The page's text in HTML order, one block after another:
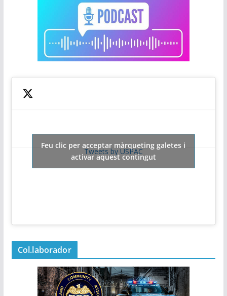
Tweets by USPAC
Feu clic per acceptar màrqueting galetes i
activar aquest contingut
Col.laborador